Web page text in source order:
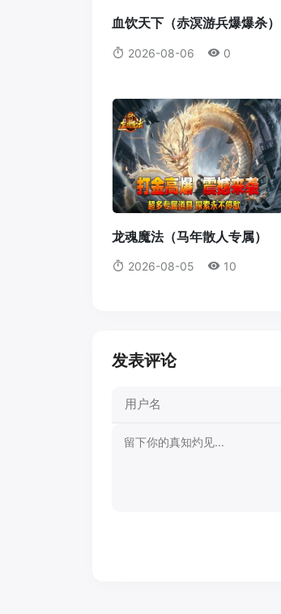
血饮天下（赤溟游兵爆爆杀）
2026-08-06 0
龙魂魔法（马年散人专属）
2026-08-05 10
发表评论